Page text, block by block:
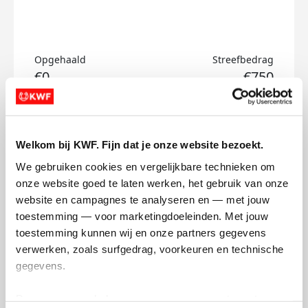
Welkom bij KWF. Fijn dat je onze website bezoekt.
We gebruiken cookies en vergelijkbare technieken om
onze website goed te laten werken, het gebruik van onze
website en campagnes te analyseren en — met jouw
toestemming — voor marketingdoeleinden. Met jouw
toestemming kunnen wij en onze partners gegevens
verwerken, zoals surfgedrag, voorkeuren en technische
gegevens.
Opgehaald
€0
Streefbedrag
€750
Doneer
Armando's badges